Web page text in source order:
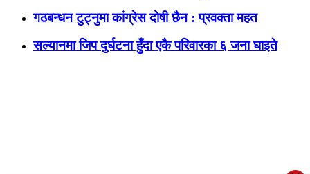
गठबन्धन टुट्नुमा कांग्रेस दोषी छैन : प्रवक्ता महत
सल्यानमा जिप दुर्घटना हुँदा एकै परिवारका ६ जना घाइते